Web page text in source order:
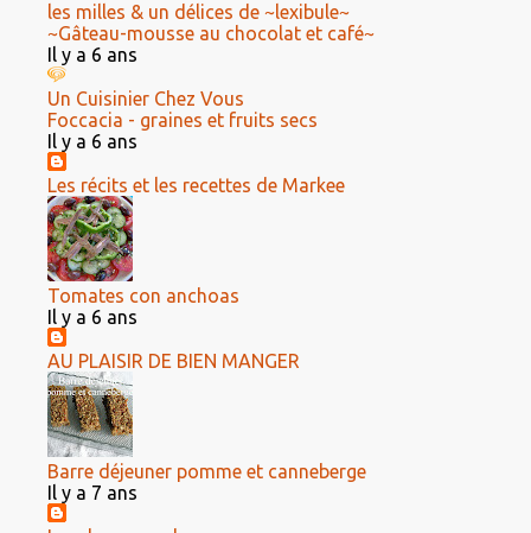
les milles & un délices de ~lexibule~
~Gâteau-mousse au chocolat et café~
Il y a 6 ans
Un Cuisinier Chez Vous
Foccacia - graines et fruits secs
Il y a 6 ans
Les récits et les recettes de Markee
Tomates con anchoas
Il y a 6 ans
AU PLAISIR DE BIEN MANGER
Barre déjeuner pomme et canneberge
Il y a 7 ans